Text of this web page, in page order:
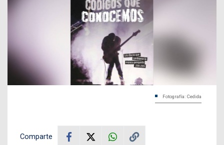
Fotografía: Cedida
Comparte